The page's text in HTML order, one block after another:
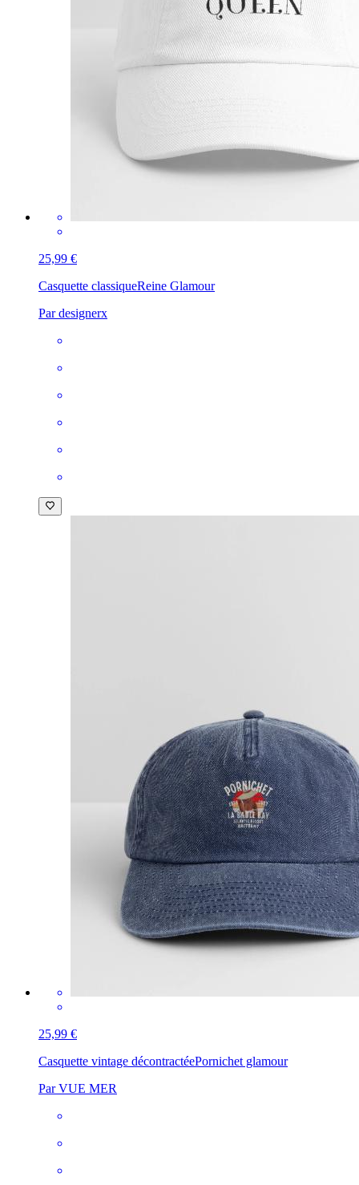
25,99 €
Casquette classiqueReine Glamour
Par designerx
25,99 €
Casquette vintage décontractéePornichet glamour
Par VUE MER